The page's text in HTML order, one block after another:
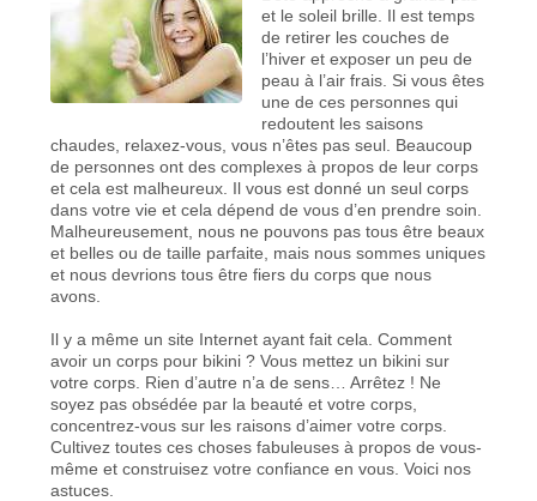
et le soleil brille. Il est temps
de retirer les couches de
l’hiver et exposer un peu de
peau à l’air frais. Si vous êtes
une de ces personnes qui
redoutent les saisons
chaudes, relaxez-vous, vous n’êtes pas seul. Beaucoup
de personnes ont des complexes à propos de leur corps
et cela est malheureux. Il vous est donné un seul corps
dans votre vie et cela dépend de vous d’en prendre soin.
Malheureusement, nous ne pouvons pas tous être beaux
et belles ou de taille parfaite, mais nous sommes uniques
et nous devrions tous être fiers du corps que nous
avons.
Il y a même un site Internet ayant fait cela. Comment
avoir un corps pour bikini ? Vous mettez un bikini sur
votre corps. Rien d’autre n’a de sens… Arrêtez ! Ne
soyez pas obsédée par la beauté et votre corps,
concentrez-vous sur les raisons d’aimer votre corps.
Cultivez toutes ces choses fabuleuses à propos de vous-
même et construisez votre confiance en vous. Voici nos
astuces.